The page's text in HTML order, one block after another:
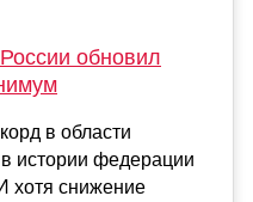
обновил
в области
истории федерации
хотя снижение